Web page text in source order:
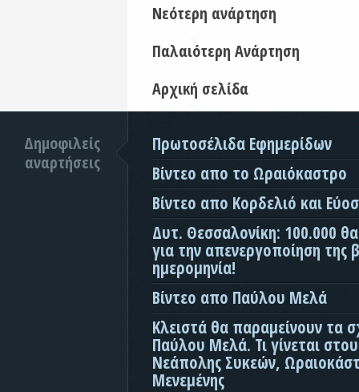
Νεότερη ανάρτηση
Παλαιότερη Ανάρτηση
Αρχική σελίδα
Δημοφιλείς
αναρτήσεις
Πρωτοσέλιδα Εφημερίδων
Βίντεο απο το Ωραιόκαστρο
Βίντεο απο Κορδελιό και
Δυτ. Θεσσαλονίκη: 100.000
για την απενεργοποίηση της
ημερομηνία!
Βίντεο απο Παύλου Μελά
Κλειστά θα παραμείνουν τα
Παύλου Μελά. Τι γίνεται
Νεάπολης Συκεών,
Μενεμένης